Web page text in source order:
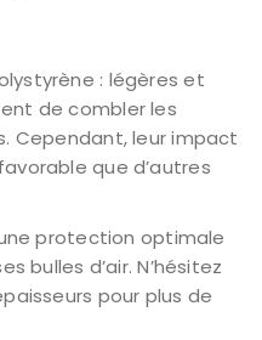
: légères et
de combler les
Cependant, leur impact
que d’autres
protection optimale
bulles d’air. N’hésitez
pour plus de